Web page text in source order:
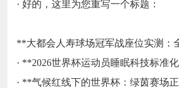
· 好的，这里为您重写一个标题：
**大都会人寿球场冠军战座位实测：全视野数据
· **2026世界杯运动员睡眠科技标准化白皮书：智能穿戴
· **气候红线下的世界杯：绿茵赛场正在逼